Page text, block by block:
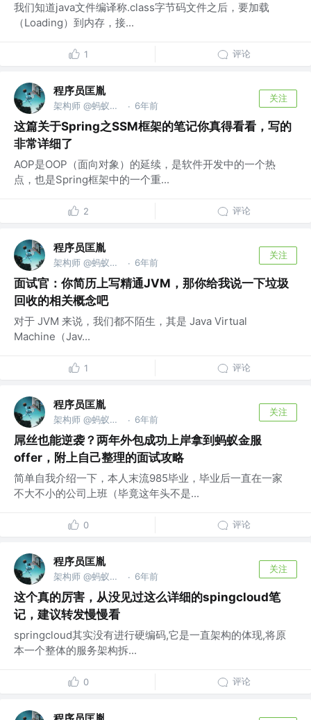
我们知道java文件编译称.class字节码文件之后，要加载
（Loading）到内存，接...
1 评论
程序员匡胤
架构师 @蚂蚁金服 · 6年前
关注
这篇关于Spring之SSM框架的笔记你真得看看，写的
非常详细了
AOP是OOP（面向对象）的延续，是软件开发中的一个热
点，也是Spring框架中的一个重...
2 评论
程序员匡胤
架构师 @蚂蚁金服 · 6年前
关注
面试官：你简历上写精通JVM，那你给我说一下垃圾
回收的相关概念吧
对于 JVM 来说，我们都不陌生，其是 Java Virtual
Machine（Jav...
1 评论
程序员匡胤
架构师 @蚂蚁金服 · 6年前
关注
屌丝也能逆袭？两年外包成功上岸拿到蚂蚁金服
offer，附上自己整理的面试攻略
简单自我介绍一下，本人末流985毕业，毕业后一直在一家
不大不小的公司上班（毕竟这年头不是...
0 评论
程序员匡胤
架构师 @蚂蚁金服 · 6年前
关注
这个真的厉害，从没见过这么详细的spingcloud笔
记，建议转发慢慢看
springcloud其实没有进行硬编码,它是一直架构的体现,将原
本一个整体的服务架构拆...
0 评论